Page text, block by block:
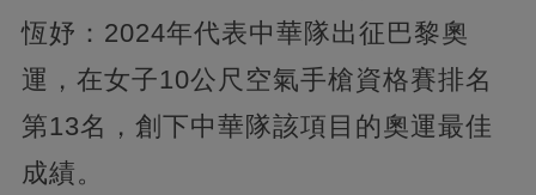
恆妤：2024年代表中華隊出征巴黎奧
運，在女子10公尺空氣手槍資格賽排名
第13名，創下中華隊該項目的奧運最佳
成績。